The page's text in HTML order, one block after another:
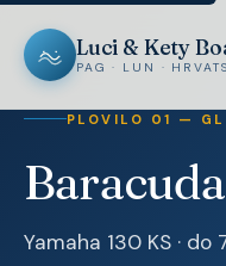
Luci & Kety
PAG · LUN ·
PLOVILO 01 —
Yamaha 130 KS ·